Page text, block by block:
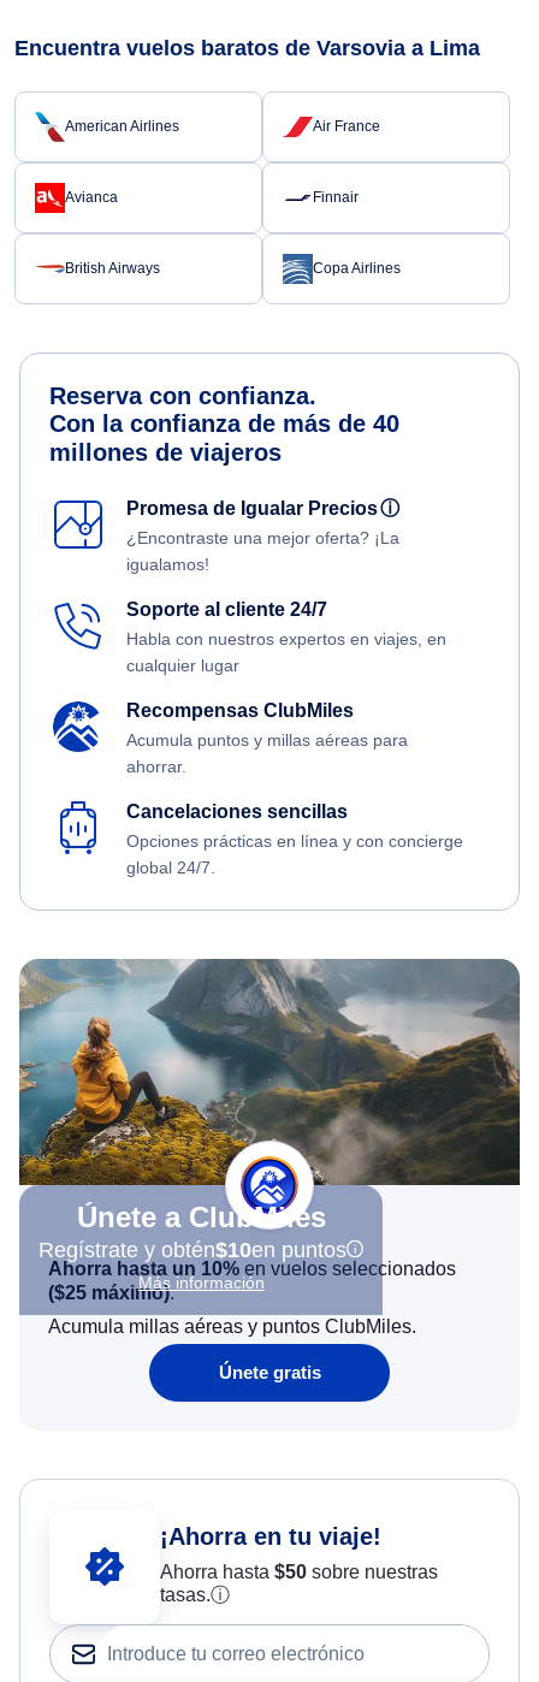
Encuentra vuelos baratos de Varsovia a Lima
American Airlines Air France
Avianca Finnair
British Airways Copa Airlines
Reserva con confianza.
Con la confianza de más de 40
millones de viajeros
Promesa de Igualar Preciosⓘ
¿Encontraste una mejor oferta? ¡La
igualamos!
Soporte al cliente 24/7
Habla con nuestros expertos en viajes, en
cualquier lugar
Recompensas ClubMiles
Acumula puntos y millas aéreas para
ahorrar.
Cancelaciones sencillas
Opciones prácticas en línea y con concierge
global 24/7.
Únete a ClubMiles
Regístrate y obtén$10en puntos
Más información
Ahorra hasta un 10% en vuelos seleccionados
($25 máximo).
Acumula millas aéreas y puntos ClubMiles.
Únete gratis
¡Ahorra en tu viaje!
Ahorra hasta $50sobre nuestras
tasas.ⓘ